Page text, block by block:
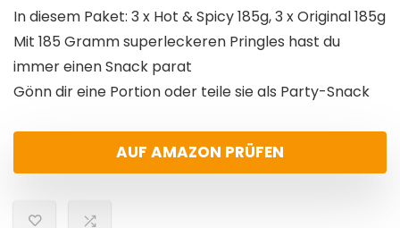
In diesem Paket: 3 x Hot & Spicy 185g, 3 x Original 185g
Mit 185 Gramm superleckeren Pringles hast du
immer einen Snack parat
Gönn dir eine Portion oder teile sie als Party-Snack
AUF AMAZON PRÜFEN